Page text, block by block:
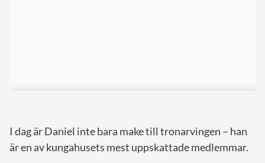
I dag är Daniel inte bara make till tronarvingen – han
är en av kungahusets mest uppskattade medlemmar.